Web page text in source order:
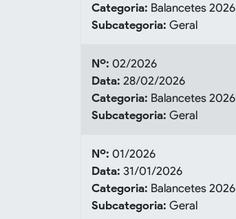
Categoria: Balancetes 2026
Subcategoria: Geral
Nº: 02/2026
Data: 28/02/2026
Categoria: Balancetes 2026
Subcategoria: Geral
Nº: 01/2026
Data: 31/01/2026
Categoria: Balancetes 2026
Subcategoria: Geral